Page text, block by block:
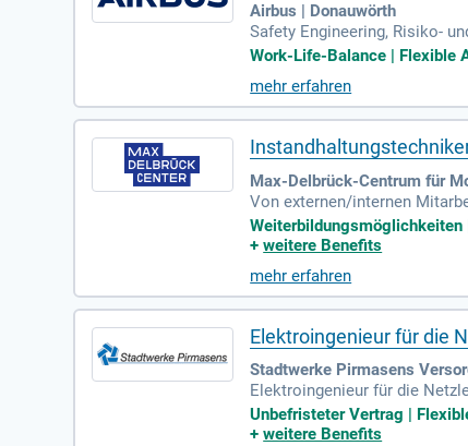
Airbus | Donauwörth
Safety Engineering, Risiko-
it Datensicherheit, gern auch
Work-Life-Balance | Flexible
mehr erfahren
Max-Delbrück-Centrum für
Von externen/​​internen
erbesserung der Betriebs-
+weitere Benefits
mehr erfahren
Elektroingenieur für die
Stadtwerke Pirmasens
Elektroingenieur für die
tzleitstelle, der
systems
Unbefristeter Vertrag |
+weitere Benefits